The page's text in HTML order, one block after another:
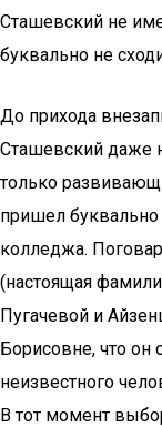
Сташевский не
буквально не
До прихода
Сташевский даже
только
пришел
колледжа.
(настоящая
Пугачевой и
Борисовне, что он
неизвестного
В тот момент